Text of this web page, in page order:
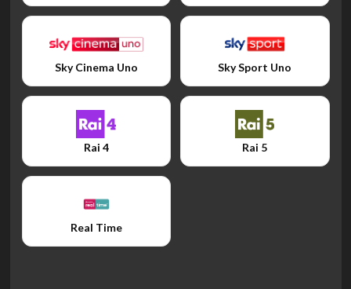
Sky Cinema Uno Sky Sport Uno
Rai 4 Rai 5
Real Time